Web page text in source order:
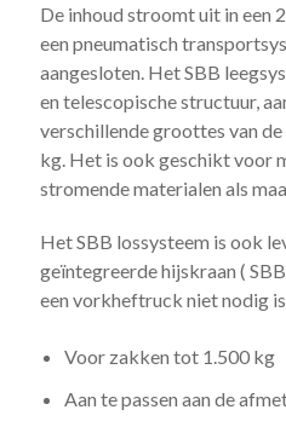
De inhoud stroomt uit in een
een pneumatisch
aangesloten. Het SBB
en telescopische structuur,
verschillende groottes van
kg. Het is ook geschikt voor
stromende materialen als
Het SBB lossysteem is ook
geïntegreerde hijskraan (
een vorkheftruck niet nodig is.
Voor zakken tot 1.500 kg
Aan te passen aan de